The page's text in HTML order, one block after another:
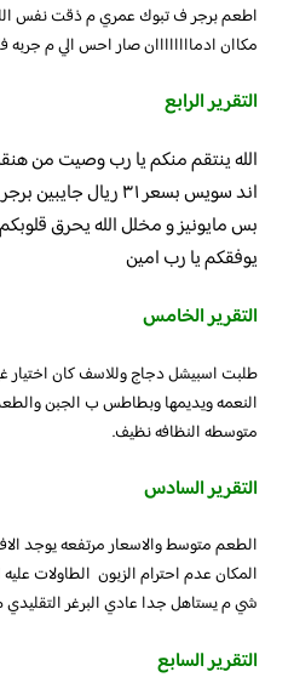
اطعم برجر ف تبوك عمري م ذقت نفس
مكاان ادماااااااان صار احس الي م جربه
التقرير الرابع
الله ينتقم منكم يا رب وصيت من
اند سويس بسعر ٣١ ريال
بس مايونيز و مخلل الله يحرق
يوفقكم يا رب امين
التقرير الخامس
طلبت اسبيشل دجاج وللاسف كان اختيار
النعمه ويديمها وبطاطس ب الجبن
متوسطه النظافه نظيف.
التقرير السادس
الطعم متوسط والاسعار مرتفعه يوجد
المكان عدم احترام الزبون الطاولات
شي م يستاهل جدا عادي البرغر
التقرير السابع